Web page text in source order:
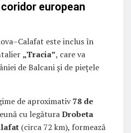
european
este inclus în
„Tracia”, care va
de Balcani și de piețele
de aproximativ78 de
cu legăturaDrobeta
(circa 72 km), formează